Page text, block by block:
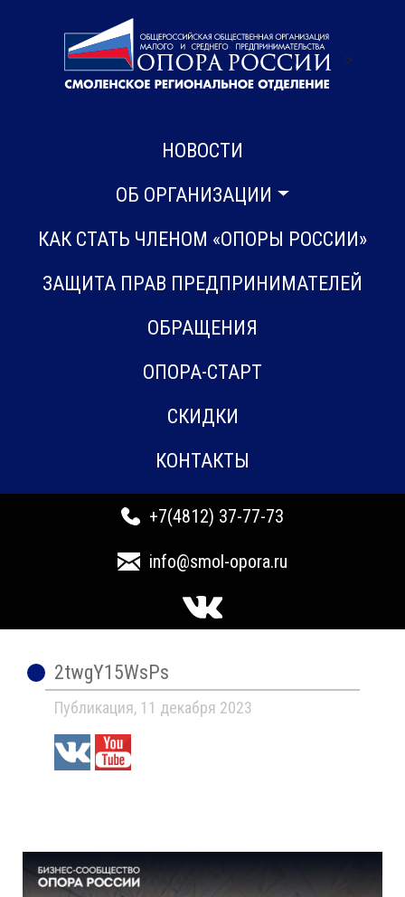
+7(4812) 37-77-73
info@smol-opora.ru
>
НОВОСТИ
ОБ ОРГАНИЗАЦИИ
КАК СТАТЬ ЧЛЕНОМ «ОПОРЫ РОССИИ»
ЗАЩИТА ПРАВ ПРЕДПРИНИМАТЕЛЕЙ
ОБРАЩЕНИЯ
ОПОРА-СТАРТ
СКИДКИ
КОНТАКТЫ
2twgY15WsPs
Публикация, 11 декабря 2023